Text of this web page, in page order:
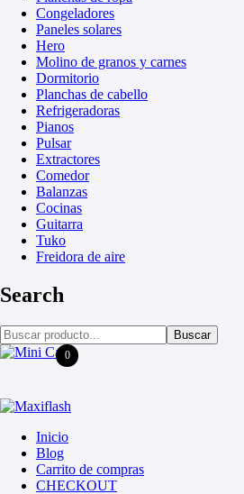
Congeladores
Paneles solares
Hero
Molino de granos y carnes
Dormitorio
Planchas de cabello
Refrigeradoras
Pianos
Pulsar
Extractores
Comedor
Balanzas
Cocinas
Guitarra
Tuko
Freidora de aire
Search
Buscar
0
Inicio
Blog
Carrito de compras
CHECKOUT